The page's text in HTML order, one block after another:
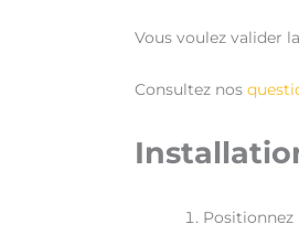
Vous voulez valider
Consultez nos
Positionnez